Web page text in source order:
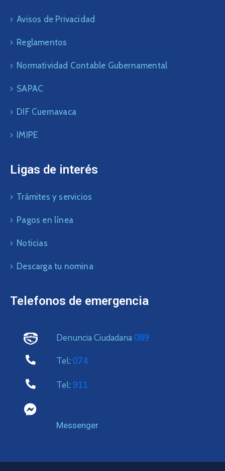
Avisos de Privacidad
Reglamentos
Normatividad Contable Gubernamental
SAPAC
DIF Cuernavaca
IMIPE
Ligas de interés
Trámites y servicios
Pagos en línea
Noticias
Descarga tu nomina
Telefonos de emergencia
Denuncia Ciudadana 089
Tel: 074
Tel: 911
Messenger